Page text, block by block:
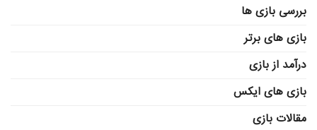
بررسی بازی ها
بازی های برتر
درآمد از بازی
بازی های ایکس
مقالات بازی